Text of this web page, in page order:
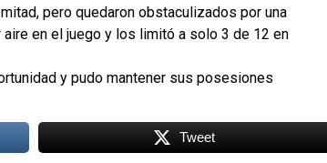
pero quedaron obstaculizados por una
en el juego y los limitó a solo 3 de 12 en
y pudo mantener sus posesiones
Tweet